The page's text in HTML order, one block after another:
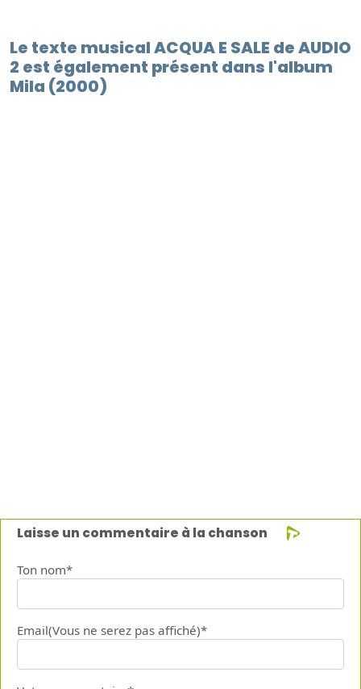
Le texte musical ACQUA E SALE de AUDIO
2 est également présent dans l'album
Mila (2000)
Laisse un commentaire à la chanson
Ton nom*
Email(Vous ne serez pas affiché)*